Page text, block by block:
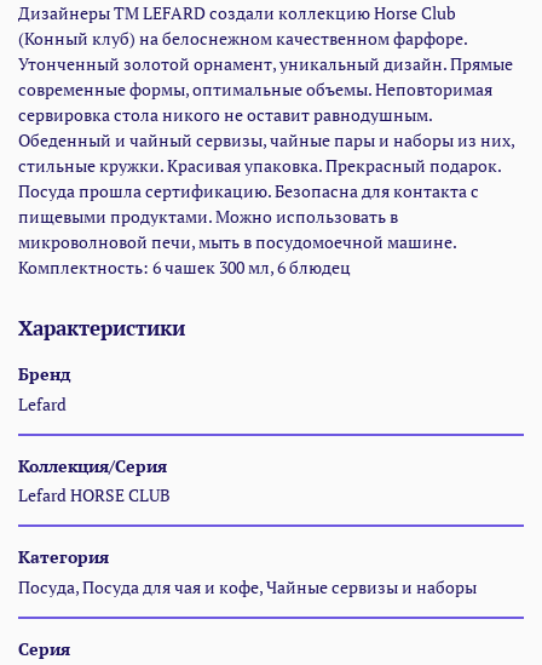
Дизайнеры ТМ LEFARD создали коллекцию Horse Club
(Конный клуб) на белоснежном качественном фарфоре.
Утонченный золотой орнамент, уникальный дизайн. Прямые
современные формы, оптимальные объемы. Неповторимая
сервировка стола никого не оставит равнодушным.
Обеденный и чайный сервизы, чайные пары и наборы из них,
стильные кружки. Красивая упаковка. Прекрасный подарок.
Посуда прошла сертификацию. Безопасна для контакта с
пищевыми продуктами. Можно использовать в
микроволновой печи, мыть в посудомоечной машине.
Комплектность: 6 чашек 300 мл, 6 блюдец
Характеристики
Бренд
Lefard
Коллекция/Серия
Lefard HORSE CLUB
Категория
Посуда, Посуда для чая и кофе, Чайные сервизы и наборы
Серия